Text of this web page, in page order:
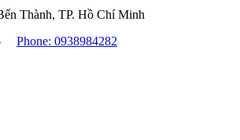
Thành, TP. Hồ Chí Minh
Phone: 0938984282